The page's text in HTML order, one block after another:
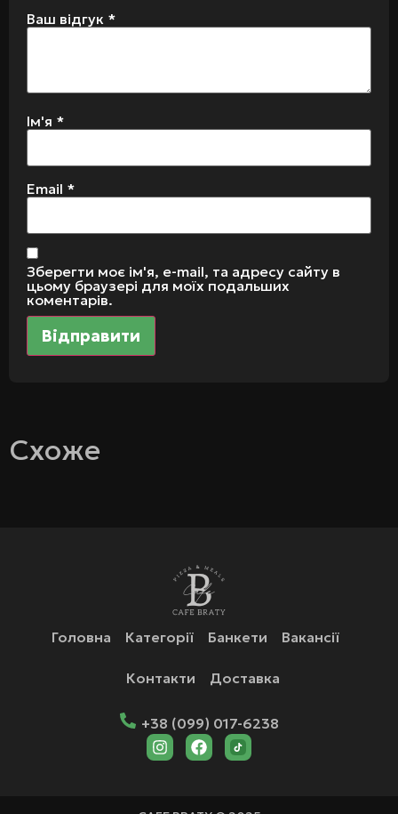
Ваш відгук *
Ім'я *
Email *
Зберегти моє ім'я, e-mail, та адресу сайту в
цьому браузері для моїх подальших
коментарів.
Схоже
Головна Категорії Банкети Вакансії
Контакти Доставка
+38 (099) 017-6238